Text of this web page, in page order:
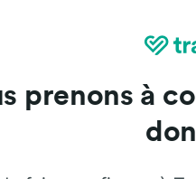
prenons à